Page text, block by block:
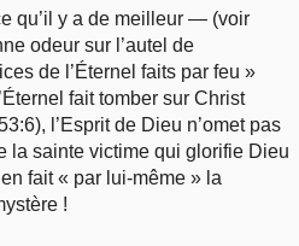
qu’il y a de meilleur — (voir
odeur sur l’autel de
de l’Éternel faits par feu »
fait tomber sur Christ
l’Esprit de Dieu n’omet pas
la sainte victime qui glorifie Dieu
fait « par lui-même » la
!